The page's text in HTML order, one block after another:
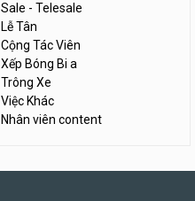
Sale - Telesale
Lễ Tân
Cộng Tác Viên
Xếp Bóng Bi a
Trông Xe
Việc Khác
Nhân viên content